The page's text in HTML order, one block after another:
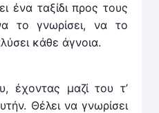
ένα ταξίδι προς τους
το γνωρίσει, να το
κάθε άγνοια.
έχοντας μαζί του τ’
Θέλει να γνωρίσει